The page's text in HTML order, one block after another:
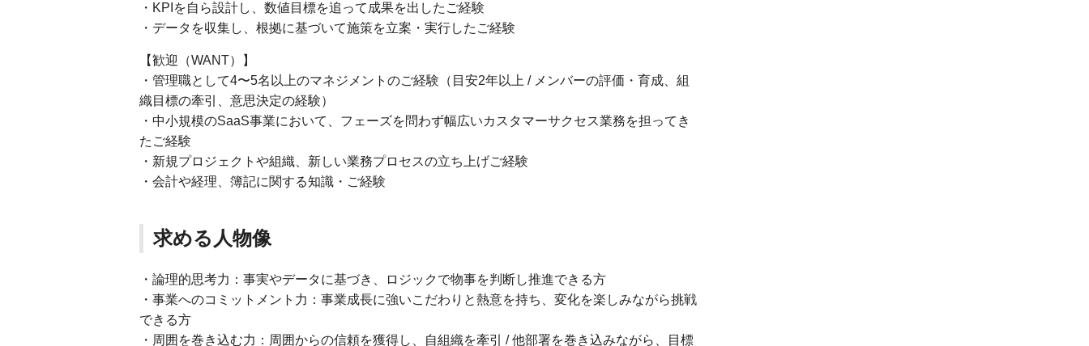
・KPIを自ら設計し、数値目標を追って成果を出したご経験
・データを収集し、根拠に基づいて施策を立案・実行したご経験
【歓迎（WANT）】
・管理職として4〜5名以上のマネジメントのご経験（目安2年以上 / メンバーの評価・育成、組
織目標の牽引、意思決定の経験）
・中小規模のSaaS事業において、フェーズを問わず幅広いカスタマーサクセス業務を担ってき
たご経験
・新規プロジェクトや組織、新しい業務プロセスの立ち上げご経験
・会計や経理、簿記に関する知識・ご経験
求める人物像
・論理的思考力：事実やデータに基づき、ロジックで物事を判断し推進できる方
・事業へのコミットメント力：事業成長に強いこだわりと熱意を持ち、変化を楽しみながら挑戦
できる方
・周囲を巻き込む力：周囲からの信頼を獲得し、自組織を牽引 / 他部署を巻き込みながら、目標